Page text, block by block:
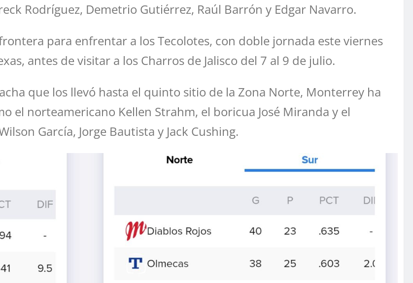
Rodríguez, Demetrio Gutiérrez, Raúl Barrón y Edgar Navarro.
para enfrentar a los Tecolotes, con doble jornada este viernes
antes de visitar a los Charros de Jalisco del 7 al 9 de julio.
que los llevó hasta el quinto sitio de la Zona Norte, Monterrey ha
el norteamericano Kellen Strahm, el boricua José Miranda y el
García, Jorge Bautista y Jack Cushing.